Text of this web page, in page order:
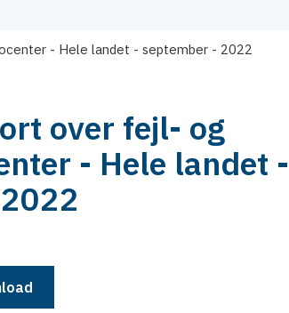
- Hele landet - september - 2022
over fejl- og
- Hele landet -